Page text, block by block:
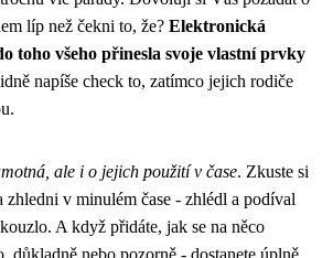
líp než čekni to, že? Elektronická
toho všeho přinesla svoje vlastní prvky
napíše check to, zatímco jejich rodiče
ale i o jejich použití v čase. Zkuste si
zhledni v minulém čase - zhlédl a podíval
A když přidáte, jak se na něco
důkladně nebo pozorně - dostanete úplně